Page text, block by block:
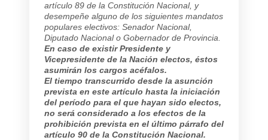
artículo 89 de la Constitución Nacional, y
desempeñe alguno de los siguientes mandatos
populares electivos: Senador Nacional,
Diputado Nacional o Gobernador de Provincia.
En caso de existir Presidente y
Vicepresidente de la Nación electos, éstos
asumirán los cargos acéfalos.
El tiempo transcurrido desde la asunción
prevista en este artículo hasta la iniciación
del período para el que hayan sido electos,
no será considerado a los efectos de la
prohibición prevista en el último párrafo del
artículo 90 de la Constitución Nacional.